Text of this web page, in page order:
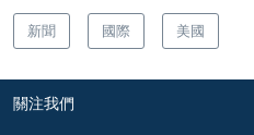
每日視頻新聞
美國專訊
音頻
新聞音頻
新聞 國際 美國
關注我們